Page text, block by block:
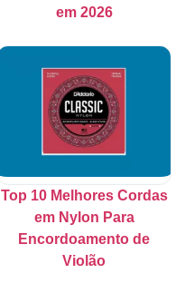
em 2026
Top 10 Melhores Cordas
em Nylon Para
Encordoamento de
Violão